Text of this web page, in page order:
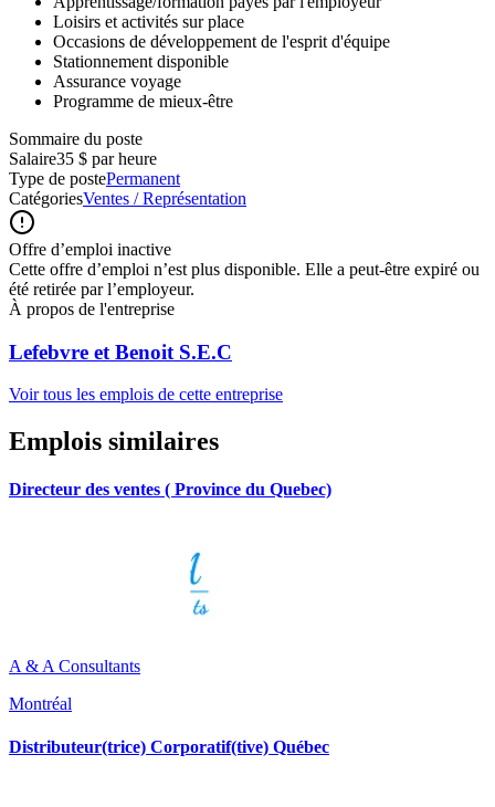
Loisirs et activités sur place
Occasions de développement de l'esprit d'équipe
Stationnement disponible
Assurance voyage
Programme de mieux-être
Sommaire du poste
Salaire35 $ par heure
Type de postePermanent
CatégoriesVentes / Représentation
Offre d’emploi inactive
Cette offre d’emploi n’est plus disponible. Elle a peut-être expiré ou
été retirée par l’employeur.
À propos de l'entreprise
Lefebvre et Benoit S.E.C
Voir tous les emplois de cette entreprise
Emplois similaires
Directeur des ventes ( Province du Quebec)
A & A Consultants
Montréal
Distributeur(trice) Corporatif(tive) Québec